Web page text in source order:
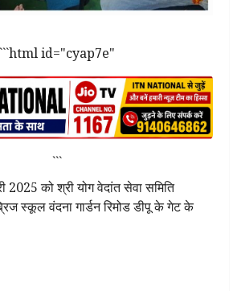
```html id="cyap7e"
```
को श्री योग वेदांत सेवा समिति
स्कूल वंदना गार्डन रिमोड डीपू के गेट के